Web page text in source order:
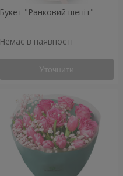
Букет "Ранковий шепіт"
Немає в наявності
Уточнити